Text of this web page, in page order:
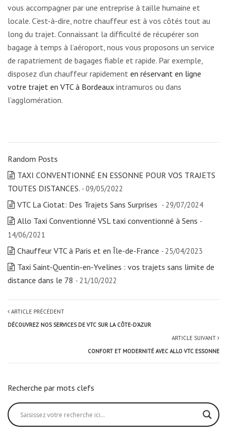
vous accompagner par une entreprise à taille humaine et
locale. C’est-à-dire, notre chauffeur est à vos côtés tout au
long du trajet. Connaissant la difficulté de récupérer son
bagage à temps à l’aéroport, nous vous proposons un service
de rapatriement de bagages fiable et rapide. Par exemple,
disposez d’un chauffeur rapidement en réservant en ligne
votre trajet en VTC à Bordeaux intramuros ou dans
l’agglomération.
Random Posts
TAXI CONVENTIONNÉ EN ESSONNE POUR VOS TRAJETS
TOUTES DISTANCES. - 09/05/2022
VTC La Ciotat: Des Trajets Sans Surprises - 29/07/2024
Allo Taxi Conventionné VSL taxi conventionné à Sens -
14/06/2021
Chauffeur VTC à Paris et en Île-de-France - 25/04/2023
Taxi Saint-Quentin-en-Yvelines : vos trajets sans limite de
distance dans le 78 - 21/10/2022
ARTICLE PRÉCÉDENT
DÉCOUVREZ NOS SERVICES DE VTC SUR LA CÔTE-D’AZUR
ARTICLE SUIVANT
CONFORT ET MODERNITÉ AVEC ALLO VTC ESSONNE
Recherche par mots clefs